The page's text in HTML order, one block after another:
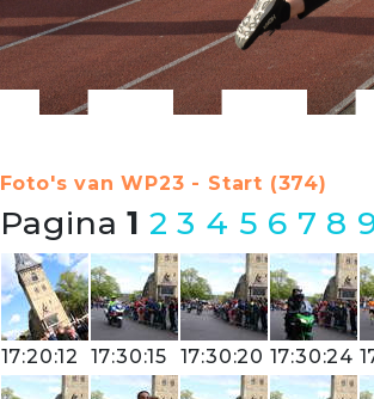
Foto's van WP23 - Start (374)
Pagina1 2 3 4 5 6 7 8
17:20:12 17:30:15 17:30:20 17:30:24